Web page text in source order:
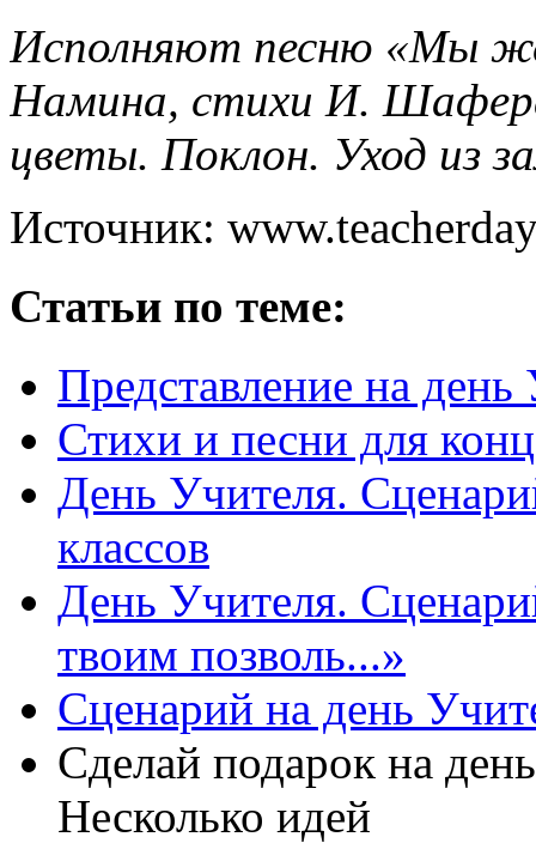
Исполняют песню «Мы
Намина, стихи И.
цветы. Поклон. Уход из
Источник:
Статьи по теме:
Представление на день
Стихи и песни для
День Учителя.
классов
День Учителя.
твоим позволь...»
Сценарий на день
Сделай подарок на
Несколько идей